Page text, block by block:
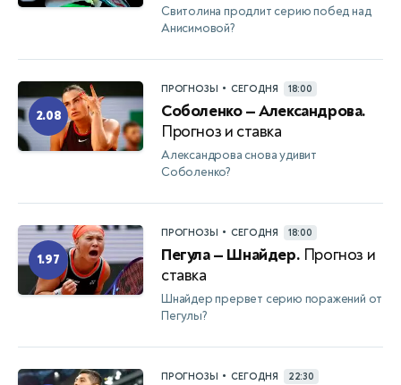
Свитолина продлит серию побед над
Анисимовой?
2.08
ПРОГНОЗЫ • СЕГОДНЯ 18:00
Соболенко — Александрова.
Прогноз и ставка
Александрова снова удивит
Соболенко?
1.97
ПРОГНОЗЫ • СЕГОДНЯ 18:00
Пегула — Шнайдер. Прогноз и
ставка
Шнайдер прервет серию поражений от
Пегулы?
ПРОГНОЗЫ • СЕГОДНЯ 22:30